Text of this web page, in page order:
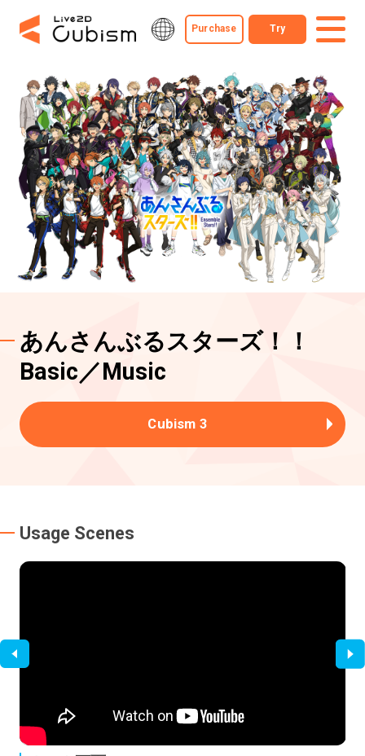
Purchase Try
あんさんぶるスターズ！！
Basic／Music
Cubism 3
Usage Scenes